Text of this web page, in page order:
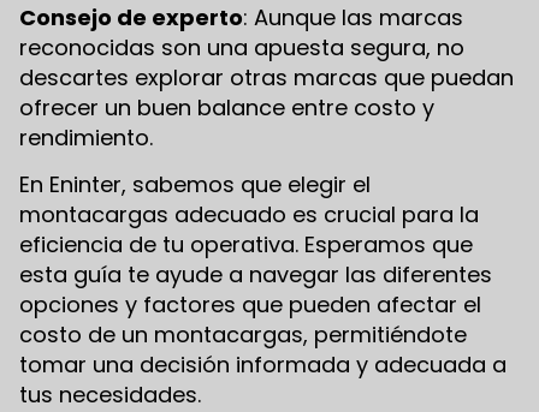
Consejo de experto: Aunque las marcas
reconocidas son una apuesta segura, no
descartes explorar otras marcas que puedan
ofrecer un buen balance entre costo y
rendimiento.
En Eninter, sabemos que elegir el
montacargas adecuado es crucial para la
eficiencia de tu operativa. Esperamos que
esta guía te ayude a navegar las diferentes
opciones y factores que pueden afectar el
costo de un montacargas, permitiéndote
tomar una decisión informada y adecuada a
tus necesidades.